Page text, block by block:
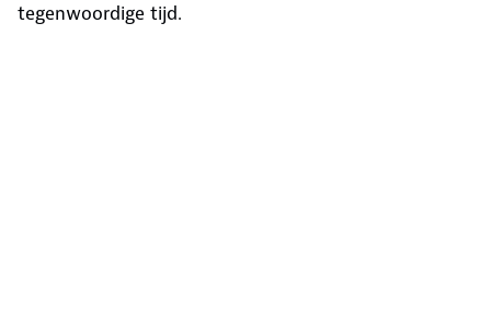
tegenwoordige tijd.